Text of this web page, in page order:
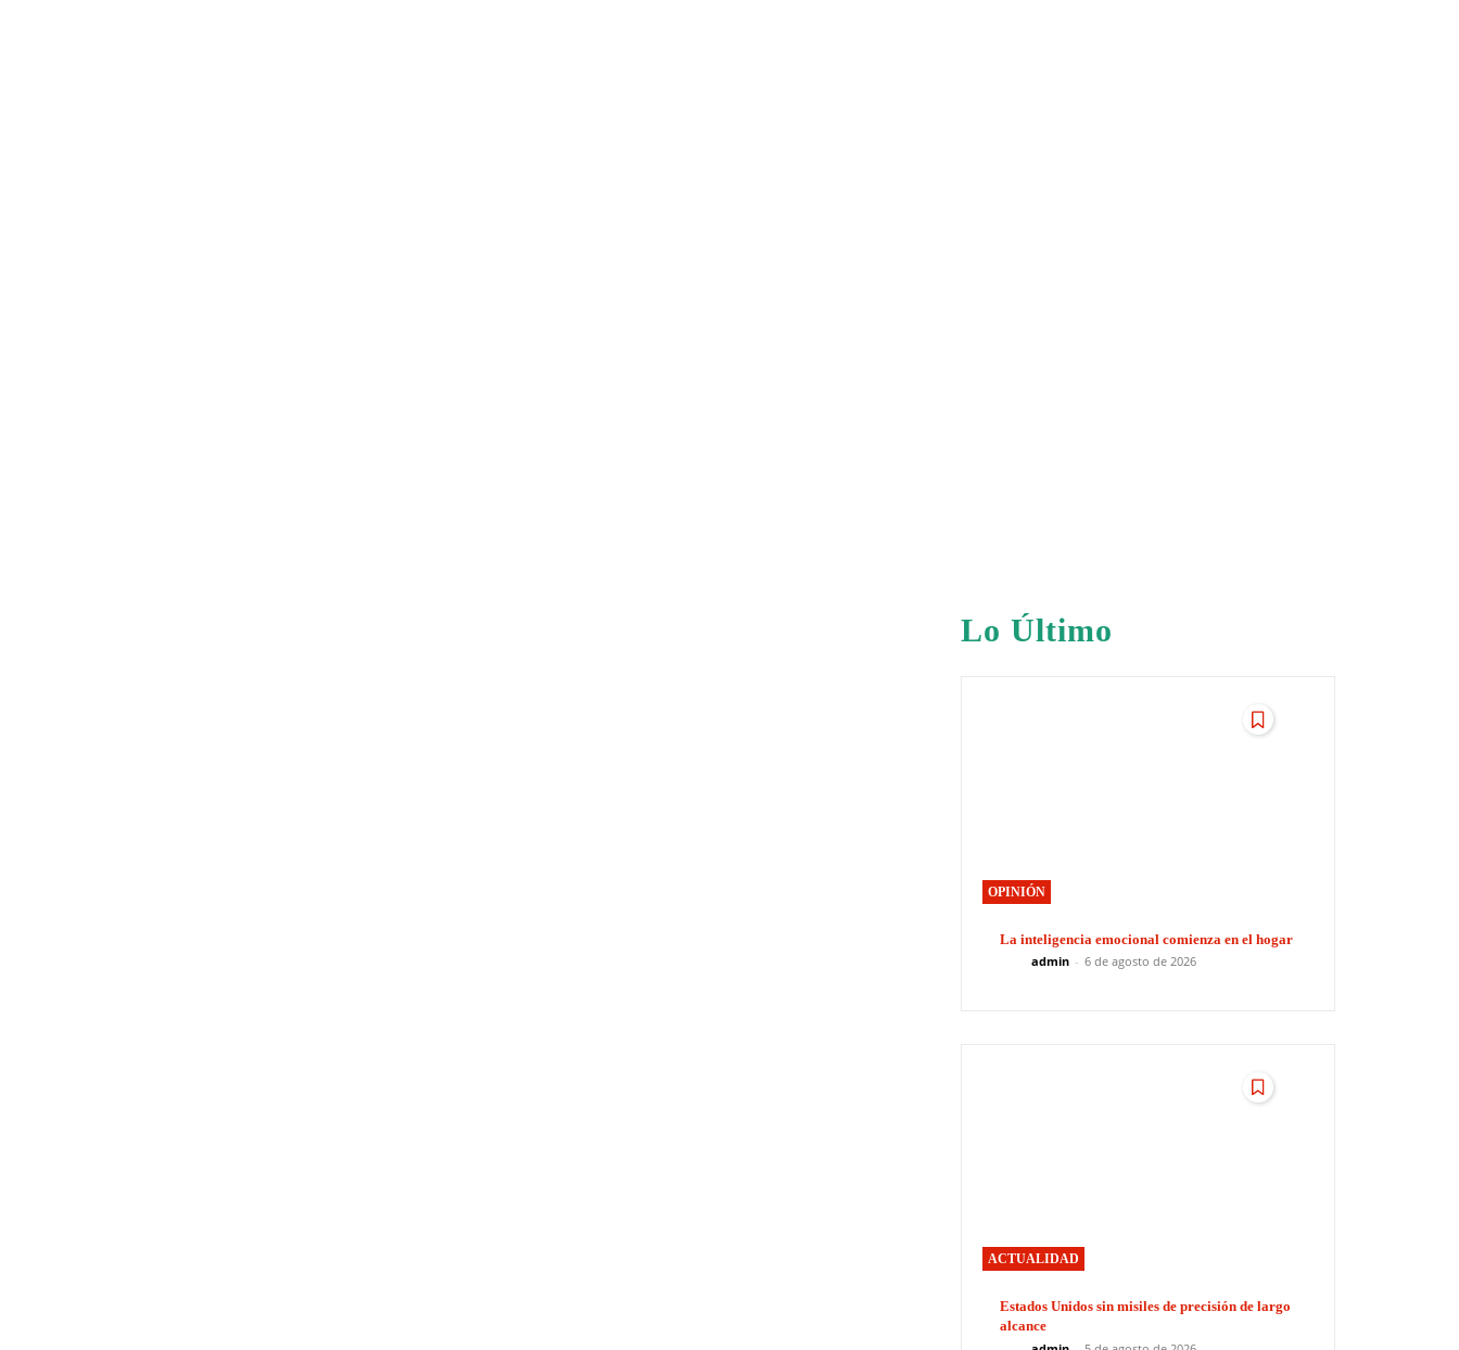
Lo Último
OPINIÓN
La inteligencia emocional comienza en el hogar
admin - 6 de agosto de 2026
ACTUALIDAD
Estados Unidos sin misiles de precisión de largo
alcance